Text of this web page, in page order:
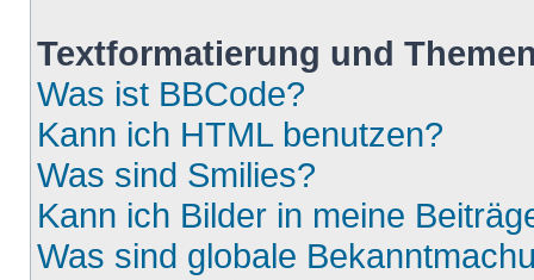
Textformatierung und
Was ist BBCode?
Kann ich HTML benutzen?
Was sind Smilies?
Kann ich Bilder in meine
Was sind globale